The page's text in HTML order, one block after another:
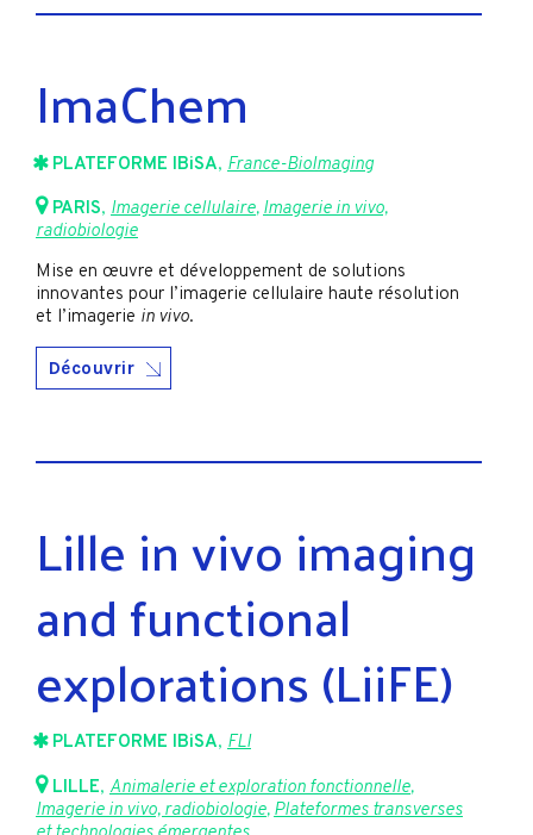
ImaChem
PLATEFORME IBiSA, France-BioImaging
PARIS, Imagerie cellulaire, Imagerie in vivo,
radiobiologie
Mise en œuvre et développement de solutions
innovantes pour l’imagerie cellulaire haute résolution
et l’imagerie in vivo.
Découvrir
Lille in vivo imaging
and functional
explorations (LiiFE)
PLATEFORME IBiSA, FLI
LILLE, Animalerie et exploration fonctionnelle,
Imagerie in vivo, radiobiologie, Plateformes transverses